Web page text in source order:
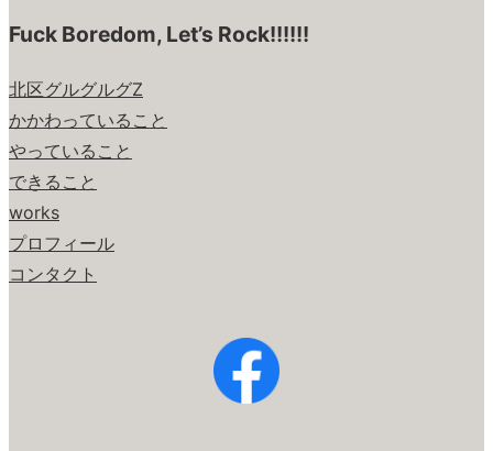
Fuck Boredom, Let’s Rock!!!!!!
北区グルグルグZ
かかわっていること
やっていること
できること
works
プロフィール
コンタクト